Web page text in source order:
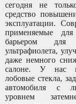
сегодня не
средство
эксплуатации.
применяемые
барьером для
ультрафиолета,
даже немного
салоне. У нас
лобовые стекла,
автомобиля с
уровнем